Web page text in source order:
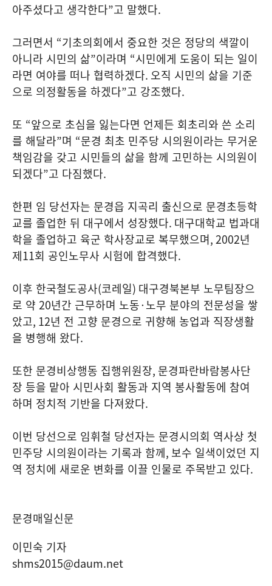
아주셨다고 생각한다”고 말했다.
그러면서 “기초의회에서 중요한 것은 정당의 색깔이
아니라 시민의 삶”이라며 “시민에게 도움이 되는 일이
라면 여야를 떠나 협력하겠다. 오직 시민의 삶을 기준
으로 의정활동을 하겠다”고 강조했다.
또 “앞으로 초심을 잃는다면 언제든 회초리와 쓴 소리
를 해달라”며 “문경 최초 민주당 시의원이라는 무거운
책임감을 갖고 시민들의 삶을 함께 고민하는 시의원이
되겠다”고 다짐했다.
한편 임 당선자는 문경읍 지곡리 출신으로 문경초등학
교를 졸업한 뒤 대구에서 성장했다. 대구대학교 법과대
학을 졸업하고 육군 학사장교로 복무했으며, 2002년
제11회 공인노무사 시험에 합격했다.
이후 한국철도공사(코레일) 대구경북본부 노무팀장으
로 약 20년간 근무하며 노동·노무 분야의 전문성을 쌓
았고, 12년 전 고향 문경으로 귀향해 농업과 직장생활
을 병행해 왔다.
또한 문경비상행동 집행위원장, 문경파란바람봉사단
장 등을 맡아 시민사회 활동과 지역 봉사활동에 참여
하며 정치적 기반을 다져왔다.
이번 당선으로 임휘철 당선자는 문경시의회 역사상 첫
민주당 시의원이라는 기록과 함께, 보수 일색이었던 지
역 정치에 새로운 변화를 이끌 인물로 주목받고 있다.
문경매일신문
이민숙 기자
shms2015@daum.net